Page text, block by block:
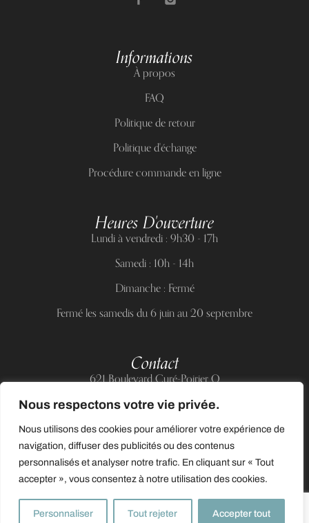
Nous respectons votre vie privée.
Nous utilisons des cookies pour améliorer votre expérience de
navigation, diffuser des publicités ou des contenus
personnalisés et analyser notre trafic. En cliquant sur « Tout
accepter », vous consentez à notre utilisation des cookies.
Personnaliser Tout rejeter Accepter tout
Informations
À propos
FAQ
Politique de retour
Politique d'échange
Procédure commande en ligne
Heures D'ouverture
Lundi à vendredi : 9h30 - 17h
Samedi : 10h - 14h
Dimanche : Fermé
Fermé les samedis du 6 juin au 20 septembre
Contact
621 Boulevard Curé-Poirier O
Courriel :support@allnailandbeauty.com